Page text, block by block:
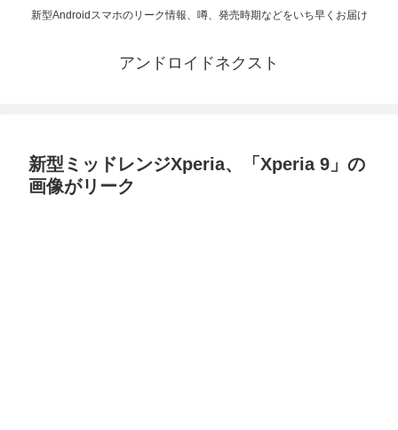
新型Androidスマホのリーク情報、噂、発売時期などをいち早くお届け
アンドロイドネクスト
新型ミッドレンジXperia、「Xperia 9」の
画像がリーク